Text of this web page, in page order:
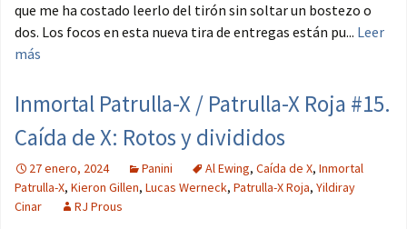
que me ha costado leerlo del tirón sin soltar un bostezo o
dos. Los focos en esta nueva tira de entregas están pu... Leer
más
Inmortal Patrulla-X / Patrulla-X Roja #15.
Caída de X: Rotos y divididos
27 enero, 2024 Panini Al Ewing, Caída de X, Inmortal
Patrulla-X, Kieron Gillen, Lucas Werneck, Patrulla-X Roja, Yildiray
Cinar
RJ Prous